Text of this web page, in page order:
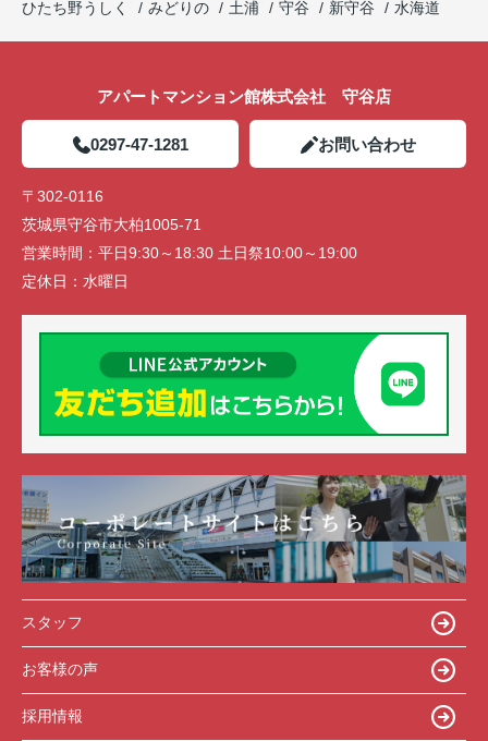
ひたち野うしく
みどりの 土浦 守谷 新守谷 水海道
アパートマンション館株式会社 守谷店
0297-47-1281 お問い合わせ
〒302-0116
茨城県守谷市大柏1005-71
営業時間： 平日9:30～18:30 土日祭10:00～19:00
定休日： 水曜日
スタッフ
お客様の声
採用情報